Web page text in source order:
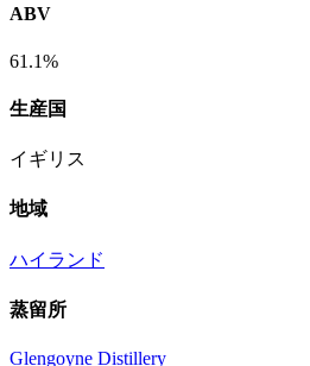
ABV
61.1%
生産国
イギリス
地域
ハイランド
蒸留所
Glengoyne Distillery